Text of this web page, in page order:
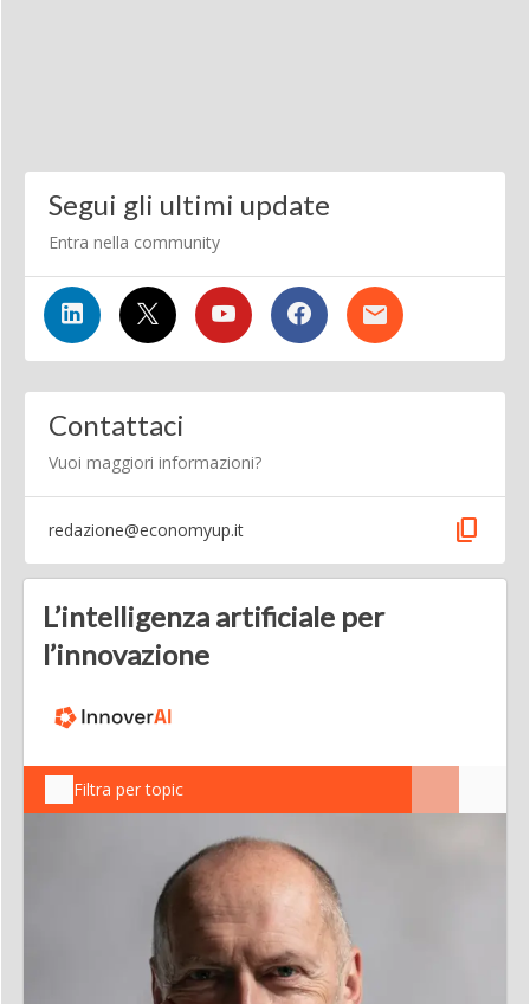
Segui gli ultimi update
Entra nella community
Contattaci
Vuoi maggiori informazioni?
redazione@economyup.it content_copy
L’intelligenza artificiale per
l’innovazione
Filtra per topic